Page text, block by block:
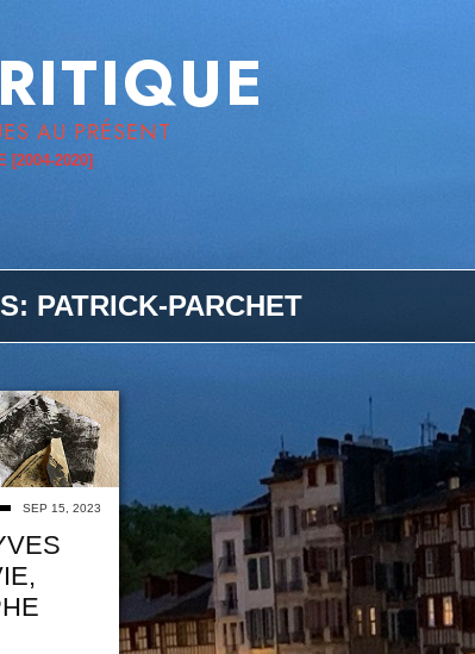
AU PRÉSENT
[2004-2020]
PATRICK-PARCHET
SEP 15, 2023